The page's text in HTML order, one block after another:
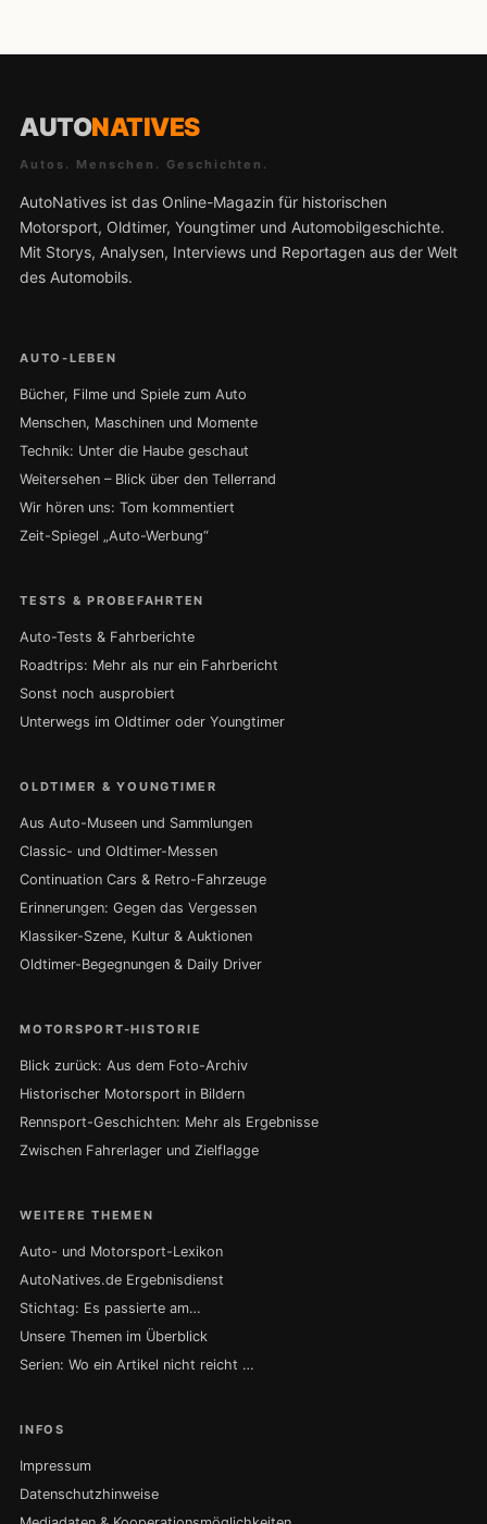
AUTONATIVES
Autos. Menschen. Geschichten.
AutoNatives ist das Online-Magazin für historischen
Motorsport, Oldtimer, Youngtimer und Automobilgeschichte.
Mit Storys, Analysen, Interviews und Reportagen aus der Welt
des Automobils.
AUTO-LEBEN
Bücher, Filme und Spiele zum Auto
Menschen, Maschinen und Momente
Technik: Unter die Haube geschaut
Weitersehen – Blick über den Tellerrand
Wir hören uns: Tom kommentiert
Zeit-Spiegel „Auto-Werbung“
TESTS & PROBEFAHRTEN
Auto-Tests & Fahrberichte
Roadtrips: Mehr als nur ein Fahrbericht
Sonst noch ausprobiert
Unterwegs im Oldtimer oder Youngtimer
OLDTIMER & YOUNGTIMER
Aus Auto-Museen und Sammlungen
Classic- und Oldtimer-Messen
Continuation Cars & Retro-Fahrzeuge
Erinnerungen: Gegen das Vergessen
Klassiker-Szene, Kultur & Auktionen
Oldtimer-Begegnungen & Daily Driver
MOTORSPORT-HISTORIE
Blick zurück: Aus dem Foto-Archiv
Historischer Motorsport in Bildern
Rennsport-Geschichten: Mehr als Ergebnisse
Zwischen Fahrerlager und Zielflagge
WEITERE THEMEN
Auto- und Motorsport-Lexikon
AutoNatives.de Ergebnisdienst
Stichtag: Es passierte am…
Unsere Themen im Überblick
Serien: Wo ein Artikel nicht reicht …
INFOS
Impressum
Datenschutzhinweise